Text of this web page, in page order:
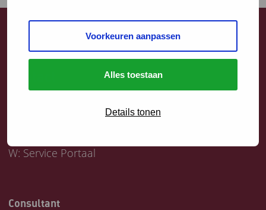
Voorkeuren aanpassen
Alles toestaan
Details tonen
W: Service Portaal
Consultant